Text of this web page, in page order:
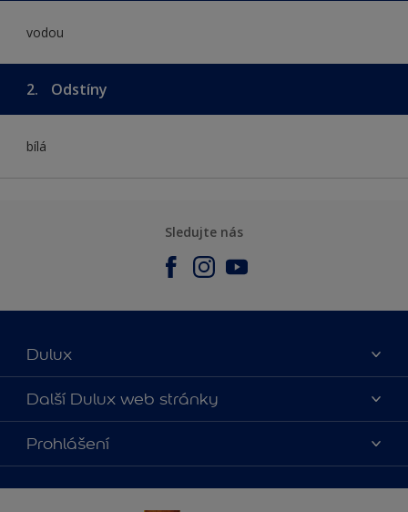
vodou
2. Odstíny
bílá
Sledujte nás
Dulux
O nás
Kontaktujte nás
Najít obchod
Další Dulux web stránky
duluxmalir.cz
duluxmaliar.sk
duluxprodejnabarev.cz
Prohlášení